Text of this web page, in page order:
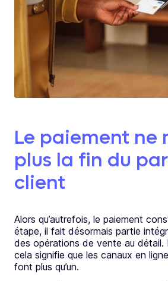
Le paiement ne
plus la fin du
client
Alors qu’autrefois, le paiement
étape, il fait désormais partie
des opérations de vente au détail.
cela signifie que les canaux en
font plus qu’un.